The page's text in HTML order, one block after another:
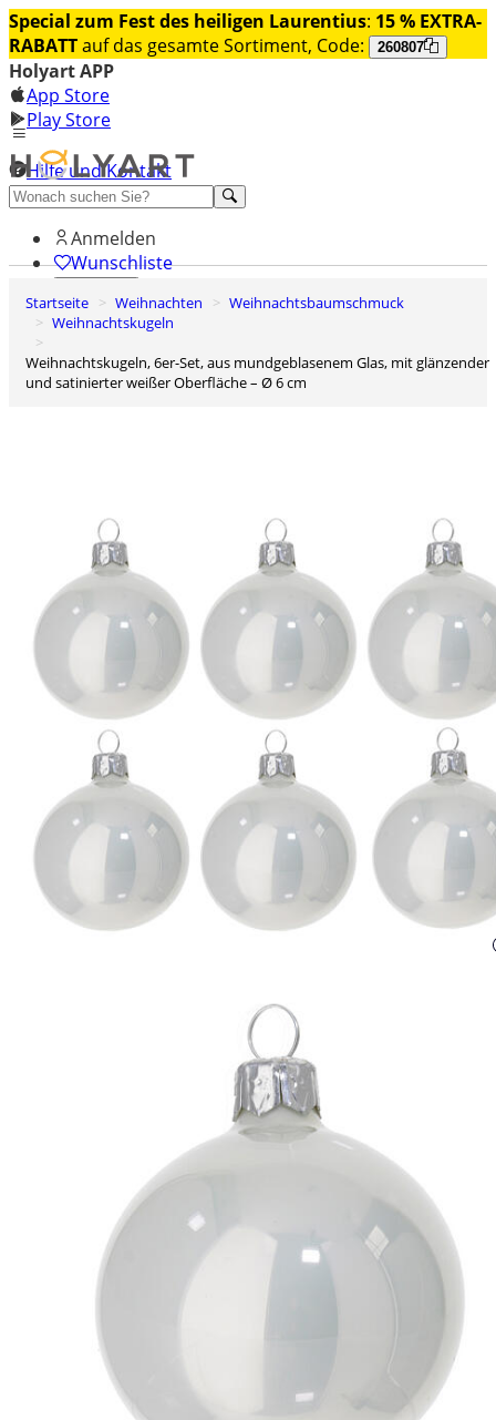
Special zum Fest des heiligen Laurentius: 15 % EXTRA-
RABATTauf das gesamte Sortiment, Code: 260807
Holyart APP
App Store
Play Store
Hilfe und Kontakt
Entdecken Sie Premium
Anmelden
Wunschliste
0
Warenkorb
Startseite Weihnachten
Weihnachtsbaumschmuck
Weihnachtskugeln
Weihnachtskugeln, 6er-Set, aus mundgeblasenem Glas, mit glänzender
und satinierter weißer Oberfläche – Ø 6 cm